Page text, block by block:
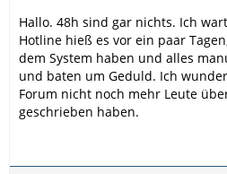
Hallo. 48h sind gar nichts. Ich
Hotline hieß es vor ein paar
dem System haben und alles
und baten um Geduld. Ich
Forum nicht noch mehr Leute
geschrieben haben.